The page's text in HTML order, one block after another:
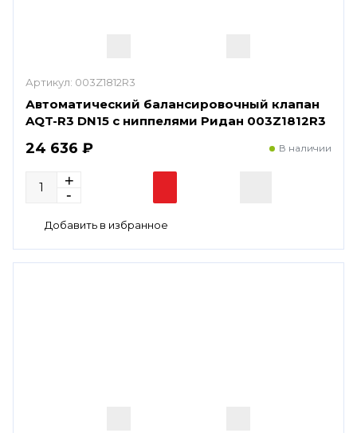
Артикул: 003Z1812R3
Автоматический балансировочный клапан
AQT-R3 DN15 с ниппелями Ридан 003Z1812R3
24 636 ₽ В наличии